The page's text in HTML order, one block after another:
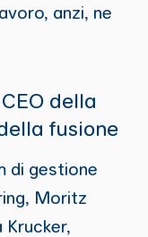
anzi, ne
della
fusione
di gestione
Moritz
Krucker,